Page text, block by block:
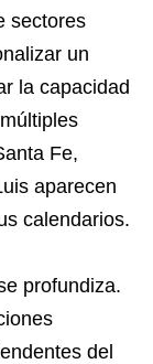
sectores
un
la capacidad
Fe,
aparecen
calendarios.
profundiza.
del